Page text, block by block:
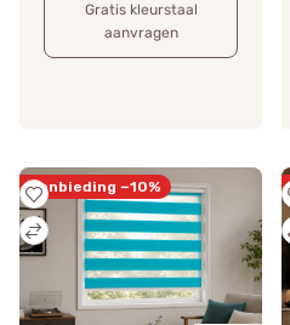
Gratis kleurstaal
aanvragen
Aanbieding −10%